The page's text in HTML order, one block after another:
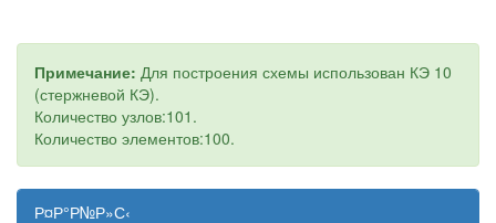
Примечание: Для построения схемы использован КЭ 10
(стержневой КЭ).
Количество узлов:101.
Количество элементов:100.
Р¤Р°Р№Р»С‹